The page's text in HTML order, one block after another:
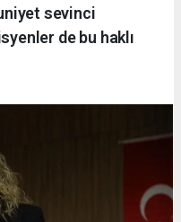
sevinci
de bu haklı